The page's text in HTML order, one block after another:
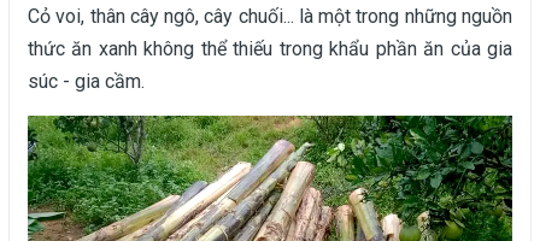
Cỏ voi, thân cây ngô, cây chuối... là một trong những nguồn
thức ăn xanh không thể thiếu trong khẩu phần ăn của gia
súc - gia cầm.